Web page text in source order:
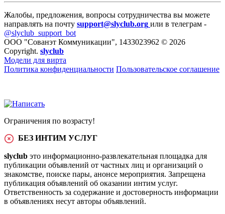
Жалобы, предложения, вопросы сотрудничества вы можете
направлять на почту support@slyclub.org или в телеграм -
@slyclub_support_bot
ООО "Сованэт Коммуникации", 1433023962 © 2026
Copyright. slyclub
Модели для вирта
Политика конфиденциальности Пользовательское соглашение
Ограничения по возрасту!
БЕЗ ИНТИМ УСЛУГ
slyclub это информационно-развлекательная площадка для
публикации объявлений от частных лиц и организаций о
знакомстве, поиске пары, анонсе мероприятия. Запрещена
публикация объявлений об оказании интим услуг.
Ответственность за содержание и достоверность информации
в объявлениях несут авторы объявлений.